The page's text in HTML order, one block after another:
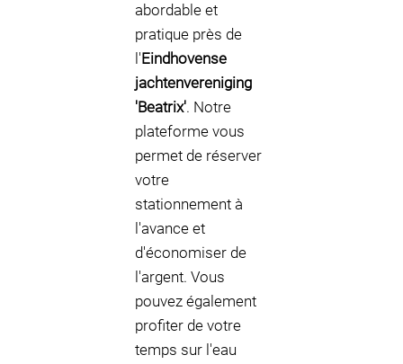
abordable et
pratique près de
l'Eindhovense
jachtenvereniging
'Beatrix'. Notre
plateforme vous
permet de réserver
votre
stationnement à
l'avance et
d'économiser de
l'argent. Vous
pouvez également
profiter de votre
temps sur l'eau